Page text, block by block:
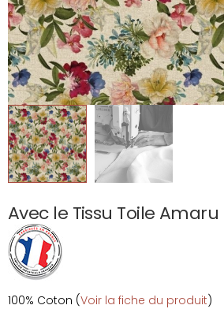
Avec le Tissu Toile Amaru
100% Coton (Voir la fiche du produit)